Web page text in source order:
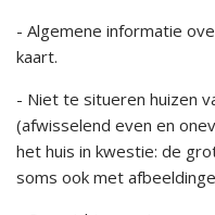
- Algemene informatie
kaart.
- Niet te situeren huizen
(afwisselend even en
het huis in kwestie: de
soms ook met